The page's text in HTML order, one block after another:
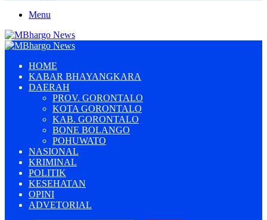
Menu
HOME
KABAR BHAYANGKARA
DAERAH
PROV. GORONTALO
KOTA GORONTALO
KAB. GORONTALO
BONE BOLANGO
POHUWATO
NASIONAL
KRIMINAL
POLITIK
KESEHATAN
OPINI
ADVETORIAL